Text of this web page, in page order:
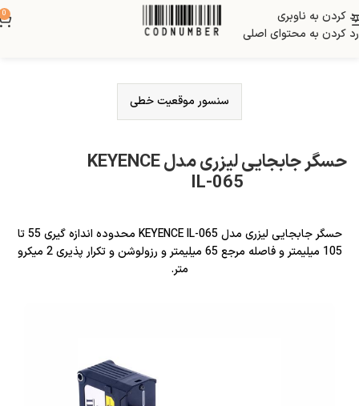
رد کردن به ناوبری
رد کردن به محتوای اصلی
0
سنسور موقعیت خطی
حسگر جابجایی لیزری مدل KEYENCE
IL-065
حسگر جابجایی لیزری مدل KEYENCE IL-065 محدوده اندازه گیری 55 تا
105 میلیمتر و فاصله مرجع 65 میلیمتر و رزولوشن و تکرار پذیری 2 میکرو
متر.